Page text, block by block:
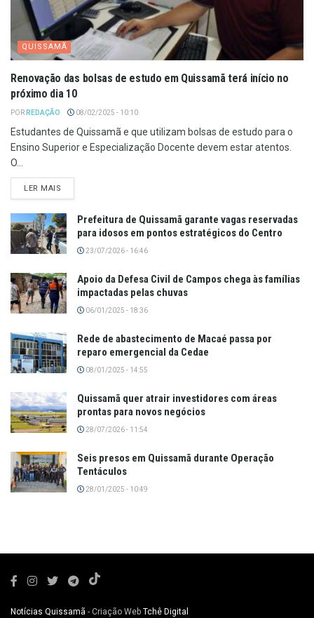
QUISSAMÃ
Renovação das bolsas de estudo em Quissamã terá início no
próximo dia 10
POR REDAÇÃO 08/02/2025 - 10:10
Estudantes de Quissamã e que utilizam bolsas de estudo para o
Ensino Superior e Especialização Docente devem estar atentos.
O...
LER MAIS
Prefeitura de Quissamã garante vagas reservadas
para idosos em pontos estratégicos do Centro
23/07/2026 - 16:46
Apoio da Defesa Civil de Campos chega às famílias
impactadas pelas chuvas
06/01/2025 - 18:36
Rede de abastecimento de Macaé passa por
reparo emergencial da Cedae
08/01/2025 - 14:55
Quissamã quer atrair investidores com áreas
prontas para novos negócios
28/07/2026 - 11:54
Seis presos em Quissamã durante Operação
Tentáculos
28/01/2025 - 10:49
Notícias Quissamã - Criação Web Tchê Digital